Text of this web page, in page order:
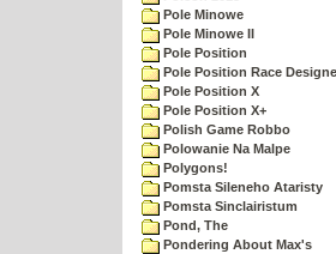
Pole Minowe
Pole Minowe II
Pole Position
Pole Position Race
Pole Position X
Pole Position X+
Polish Game Robbo
Polowanie Na Malpe
Polygons!
Pomsta Sileneho Ataristy
Pomsta Sinclairistum
Pond, The
Pondering About Max's